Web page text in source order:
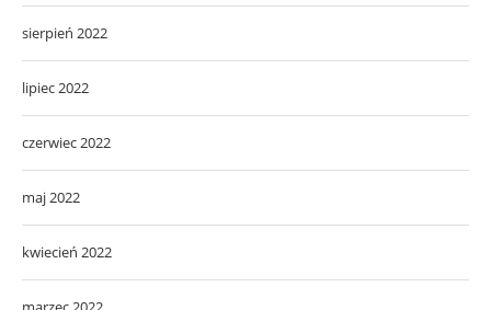
sierpień 2022
lipiec 2022
czerwiec 2022
maj 2022
kwiecień 2022